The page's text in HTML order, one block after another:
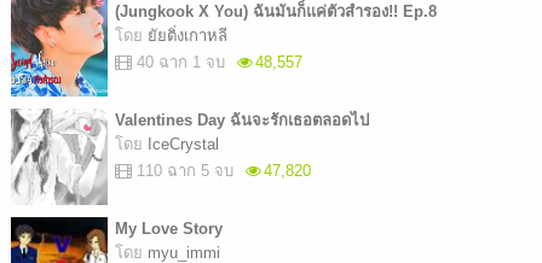
(Jungkook X You) ฉันมันก็แค่ตัวสำรอง!! Ep.8
โดย ยัยติ่งเกาหลี
40 ฉาก 1 จบ
48,557
Valentines Day ฉันจะรักเธอตลอดไป
โดย IceCrystal
110 ฉาก 5 จบ
47,820
My Love Story
โดย myu_immi